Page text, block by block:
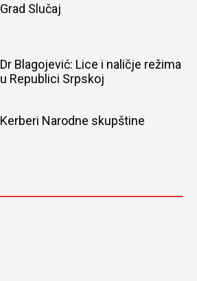
Grad Slučaj
Dr Blagojević: Lice i naličje režima
u Republici Srpskoj
Kerberi Narodne skupštine